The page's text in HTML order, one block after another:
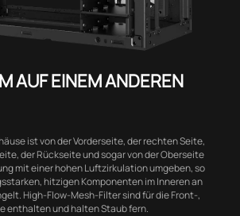
AUF EINEM ANDEREN
ist von der Vorderseite, der rechten Seite,
der Rückseite und sogar von der Oberseite
mit einer hohen Luftzirkulation umgeben, so
hitzigen Komponenten im Inneren an
High-Flow-Mesh-Filter sind für die Front-,
enthalten und halten Staub fern.